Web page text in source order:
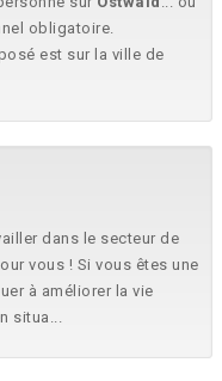
obligatoire.
est sur la ville de
dans le secteur de
vous ! Si vous êtes une
à améliorer la vie
situa...